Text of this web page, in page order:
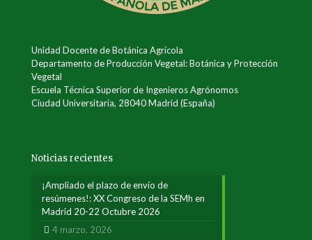
Unidad Docente de Botánica Agrícola
Departamento de Producción Vegetal: Botánica y Protección
Vegetal
Escuela Técnica Superior de Ingenieros Agrónomos
Ciudad Universitaria, 28040 Madrid (España)
Noticias recientes
¡Ampliado el plazo de envío de
resúmenes!: XX Congreso de la SEMh en
Madrid 20-22 Octubre 2026
4 marzo, 2026